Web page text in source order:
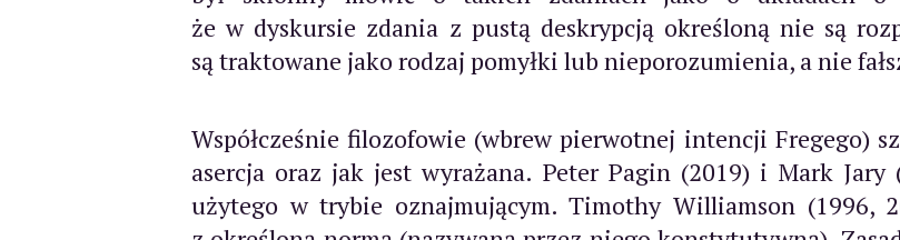
że w dyskursie zdania z pustą deskrypcją określoną nie są
są traktowane jako rodzaj pomyłki lub nieporozumienia, a nie
Współcześnie filozofowie (wbrew pierwotnej intencji Fregego)
asercja oraz jak jest wyrażana. Peter Pagin (2019) i Mark
użytego w trybie oznajmującym. Timothy Williamson (1996,